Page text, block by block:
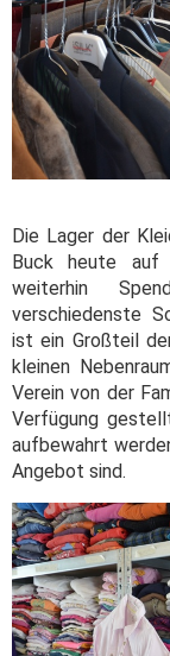
Die Lager der
Buck heute auf
weiterhin
verschiedenste
ist ein Großteil
kleinen
Verein von der
Verfügung
aufbewahrt
Angebot sind.